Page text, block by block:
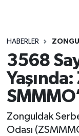
HABERLER
3568
Zonguldak
Odası
Alaplı
Asayiş
Bartın
Tüm
Son Dakika
Haber Arşivi